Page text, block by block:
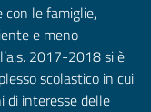
con le famiglie,
e meno
2017-2018 si è
scolastico in cui
di interesse delle